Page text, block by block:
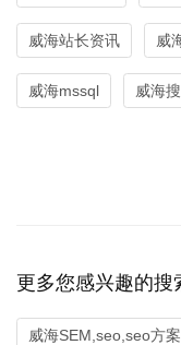
威海站长资讯 威
威海mssql 威海
更多您感兴趣的搜
威海SEM,seo,seo方案